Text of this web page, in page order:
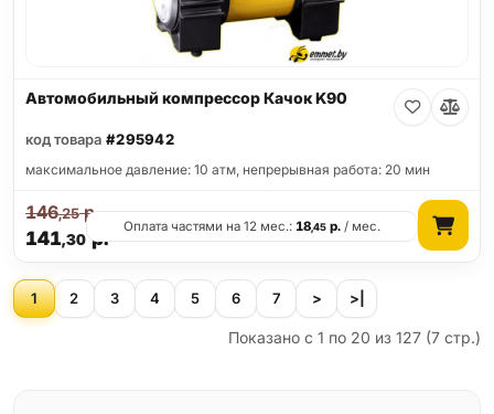
Автомобильный компрессор Качок K90
код товара #295942
максимальное давление: 10 атм, непрерывная работа: 20 мин
141,30р.
146,25р.
Оплата частями на 12 мес.:18,45 р. / мес.
1 2 3 4 5 6 7 > >|
Показано с 1 по 20 из 127 (7 стр.)